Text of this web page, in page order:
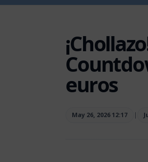
euros
May 26, 2026 12:17 |